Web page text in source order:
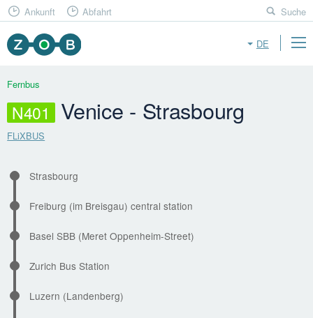
DE
Ankunft Abfahrt Suche
Fernbus
N401 Venice - Strasbourg
FLiXBUS
Strasbourg
Freiburg (im Breisgau) central station
Basel SBB (Meret Oppenheim-Street)
Zurich Bus Station
Luzern (Landenberg)